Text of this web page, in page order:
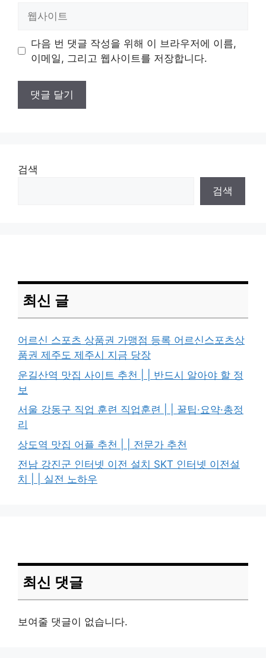
트
다음 번 댓글 작성을 위해 이 브라우저에 이름,
이메일, 그리고 웹사이트를 저장합니다.
검색
검색
최신 글
어르신 스포츠 상품권 가맹점 등록 어르신스포츠상
품권 제주도 제주시 지금 당장
운길산역 맛집 사이트 추천 | | 반드시 알아야 할 정
보
서울 강동구 직업 훈련 직업훈련 | | 꿀팁·요약·총정
리
상도역 맛집 어플 추천 | | 전문가 추천
전남 강진군 인터넷 이전 설치 SKT 인터넷 이전설
치 | | 실전 노하우
최신 댓글
보여줄 댓글이 없습니다.